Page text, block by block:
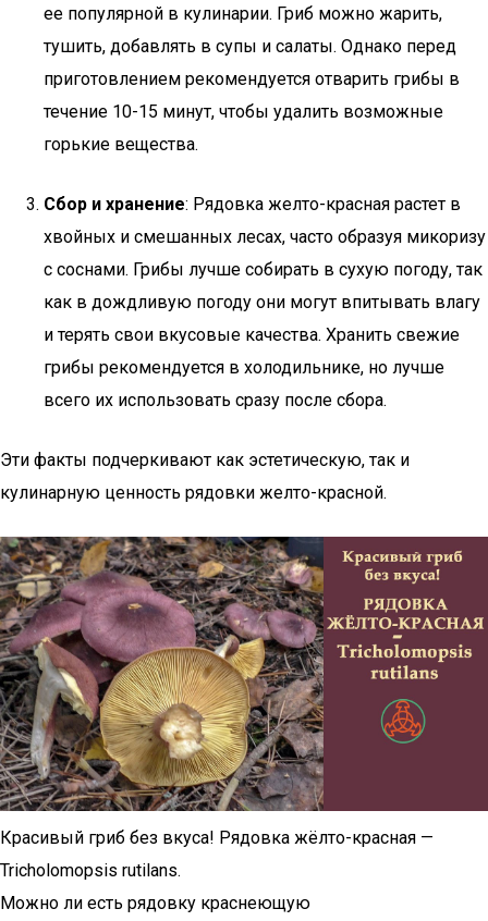
ее популярной в кулинарии. Гриб можно жарить,
тушить, добавлять в супы и салаты. Однако перед
приготовлением рекомендуется отварить грибы в
течение 10-15 минут, чтобы удалить возможные
горькие вещества.
Сбор и хранение: Рядовка желто-красная растет в
хвойных и смешанных лесах, часто образуя микоризу
с соснами. Грибы лучше собирать в сухую погоду, так
как в дождливую погоду они могут впитывать влагу
и терять свои вкусовые качества. Хранить свежие
грибы рекомендуется в холодильнике, но лучше
всего их использовать сразу после сбора.
Эти факты подчеркивают как эстетическую, так и
кулинарную ценность рядовки желто-красной.
Красивый гриб без вкуса! Рядовка жёлто-красная —
Tricholomopsis rutilans.
Можно ли есть рядовку краснеющую